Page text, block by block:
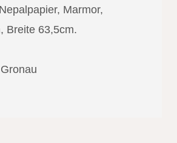
Marmor,
Breite 63,5cm.